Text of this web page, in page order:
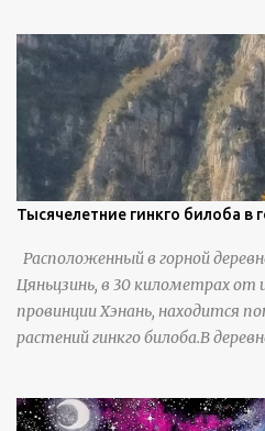
жизнью в деревне в течение
Тысячелетние гинкго билоба в
Расположенный в горной
Цяньцзинь, в 30 километрах от
провинции Хэнань, находится
растений гинкго билоба.В
тысячи лет. источник